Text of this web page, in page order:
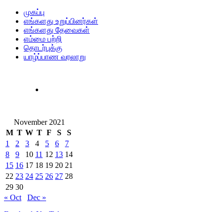
முகப்பு
எங்களது உறுப்பினர்கள்
எங்களது தேவைகள்
எம்மை பற்றி
தொடர்புக்கு
யாழ்ப்பாண வரலாறு
November 2021
M T W T F S
S
1
2 3 4 5 6
7
8
9 10 11 12 13 14
15 16 17 18 19 20 21
22 23 24 25 26 27 28
29 30
« Oct
Dec »